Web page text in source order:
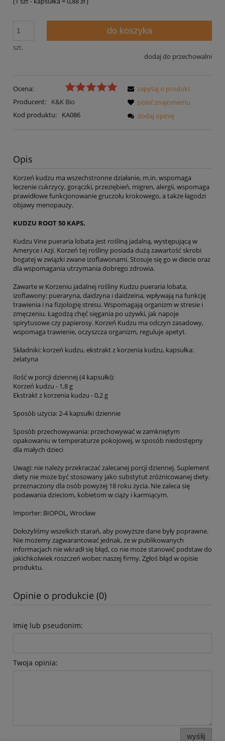
szt.
do koszyka
dodaj do przechowalni
Ocena:
Producent:
K&K Bio
Kod produktu:
KA086
zapytaj o produkt
poleć znajomemu
dodaj opinię
Opis
Korzeń kudzu ma wszechstronne działanie, m.in. wspomaga
leczenie cukrzycy, gorączki, przeziębień, migren, alergii, wspomaga
prawidłowe funkcjonowanie gruczołu krokowego, a także łagodzi
objawy menopauzy.
KUDZU ROOT 50 KAPS.
Kudzu Vine pueraria lobata jest rośliną jadalną, występującą w
Ameryce i Azji. Korzeń tej rośliny posiada dużą zawartość skrobi
bogatej w związki zwane izoflawonami. Stosuje się go w diecie oraz
dla wspomagania utrzymania dobrego zdrowia.
Zawarte w Korzeniu jadalnej rośliny Kudzu pueraria lobata,
izoflawony: pueraryna, daidzyna i daidzeina, wpływają na funkcję
trawienia i na fizjologię stresu. Wspomagają organizm w stresie i
zmęczeniu. Łagodzą chęć sięgania po używki, jak napoje
spirytusowe czy papierosy. Korzeń Kudzu ma odczyn zasadowy,
wspomaga trawienie, oczyszcza organizm, reguluje apetyt.
Składniki: korzeń kudzu, ekstrakt z korzenia kudzu, kapsułka:
żelatyna
Ilość w porcji dziennej (4 kapsułki):
Korzeń kudzu - 1,8 g
Ekstrakt z korzenia kudzu - 0,2 g
Sposób użycia: 2-4 kapsułki dziennie
Sposób przechowywania: przechowywać w zamkniętym
opakowaniu w temperaturze pokojowej, w sposób niedostępny
dla małych dzieci
Uwagi: nie należy przekraczać zalecanej porcji dziennej. Suplement
diety nie może być stosowany jako substytut zróżnicowanej diety.
przeznaczony dla osób powyżej 18 roku życia. Nie zaleca się
podawania dzieciom, kobietom w ciąży i karmiącym.
Importer: BIOPOL, Wrocław
Dołożyliśmy wszelkich starań, aby powyższe dane były poprawne.
Nie możemy zagwarantować jednak, że w publikowanych
informacjach nie wkradł się błąd, co nie może stanowić podstaw do
jakichkolwiek roszczeń wobec naszej firmy. Zgłoś błąd w opisie
produktu.
Opinie o produkcie (0)
Imię lub pseudonim:
Twoja opinia:
wyślij